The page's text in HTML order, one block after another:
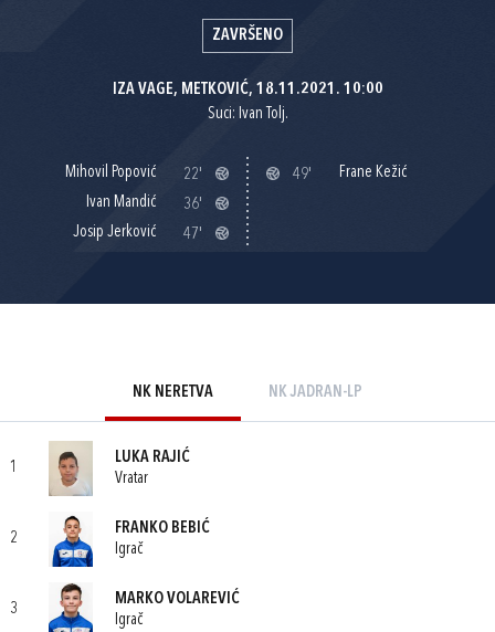
ZAVRŠENO
IZA VAGE, METKOVIĆ, 18.11.2021. 10:00
Suci: Ivan Tolj.
Mihovil Popović
22'
Ivan Mandić
36'
Josip Jerković
47'
49' Frane Kežić
NK NERETVA NK JADRAN-LP
1
LUKA RAJIĆ
Vratar
2
FRANKO BEBIĆ
Igrač
3
MARKO VOLAREVIĆ
Igrač